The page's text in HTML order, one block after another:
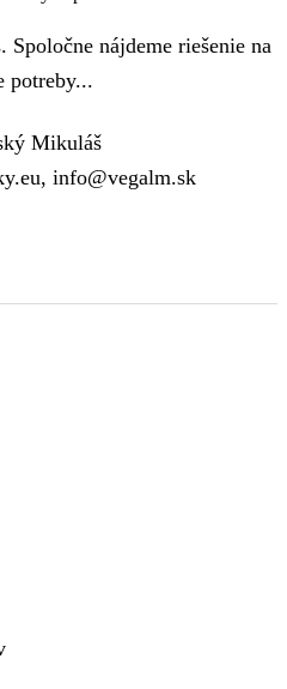
Spoločne nájdeme riešenie na
potreby...
Mikuláš
info@vegalm.sk